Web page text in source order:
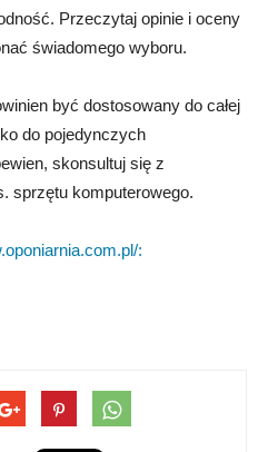
Przeczytaj opinie i oceny
świadomego wyboru.
być dostosowany do całej
do pojedynczych
skonsultuj się z
sprzętu komputerowego.
: